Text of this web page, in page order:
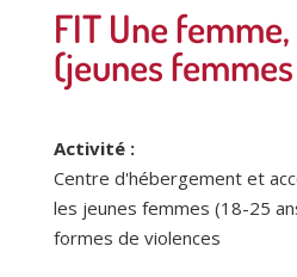
FIT Une
(jeunes
Activité :
Centre d'hébergement et
les jeunes femmes (18-25
formes de violences